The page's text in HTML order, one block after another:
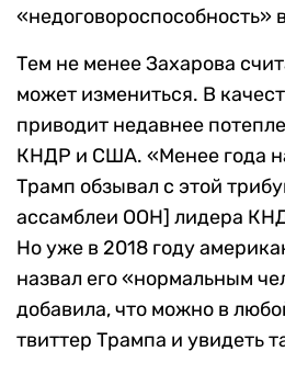
«недоговороспособность»
Тем не менее Захарова
может измениться. В
приводит недавнее
КНДР и США. «Менее года
Трамп обзывал с этой
ассамблеи ООН] лидера
Но уже в 2018 году
назвал его «нормальным
добавила, что можно в
твиттер Трампа и увидеть